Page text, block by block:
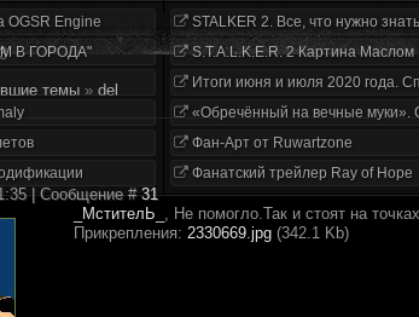
OGSR Engine
В ГОРОДА"
STALKER 2. Все, что нужно
S.T.A.L.K.E.R. 2 Картина Маслом
Итоги июня и июля 2020 года.
«Обречённый на вечные муки».
Фан-Арт от Ruwartzone
Фанатский трейлер Ray of Hope
3
темы » del
| Сообщение #31
_МстителЬ_ , Не помогло.Так и стоят на
Прикрепления: 2330669.jpg (342.1 Kb)